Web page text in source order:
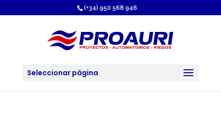
(+34) 950 568 946
Seleccionar página